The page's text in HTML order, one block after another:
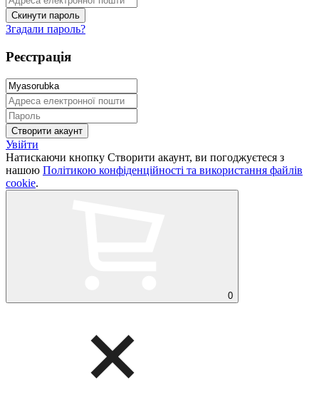
Згадали пароль?
Реєстрація
Увійти
Натискаючи кнопку Створити акаунт, ви погоджуєтеся з
нашою Політикою конфіденційності та використання файлів
cookie.
0